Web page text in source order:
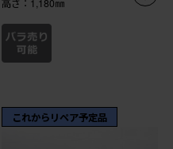
高さ：1,180㎜
これからリペア予定品